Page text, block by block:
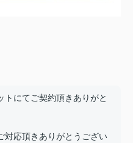
トにてご契約頂きありがと
対応頂きありがとうござい